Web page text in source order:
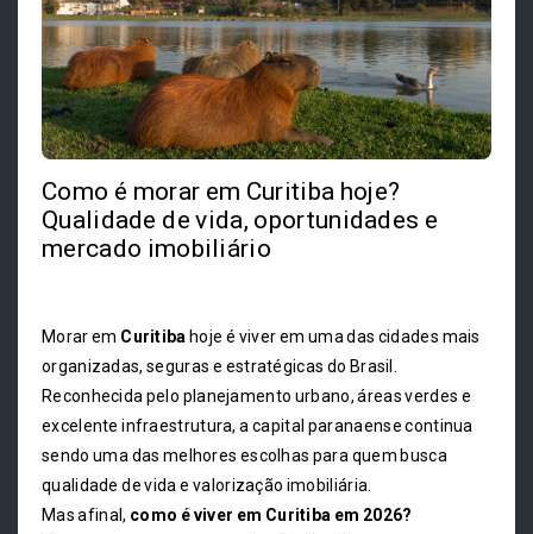
Como é morar em Curitiba hoje?
Qualidade de vida, oportunidades e
mercado imobiliário
Morar em Curitiba hoje é viver em uma das cidades mais
organizadas, seguras e estratégicas do Brasil.
Reconhecida pelo planejamento urbano, áreas verdes e
excelente infraestrutura, a capital paranaense continua
sendo uma das melhores escolhas para quem busca
qualidade de vida e valorização imobiliária.
Mas afinal, como é viver em Curitiba em 2026?